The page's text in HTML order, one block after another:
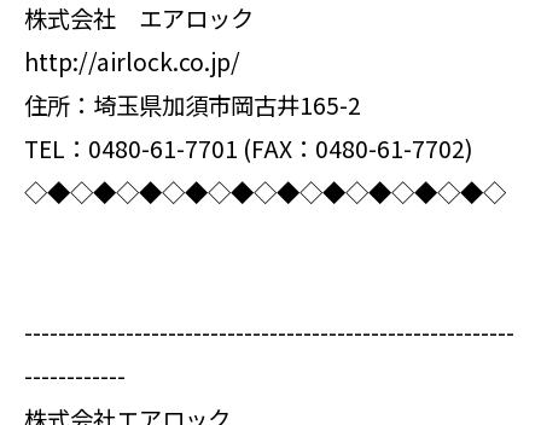
株式会社 エアロック
http://airlock.co.jp/
住所：埼玉県加須市岡古井165-2
TEL：0480-61-7701 (FAX：0480-61-7702)
◇◆◇◆◇◆◇◆◇◆◇◆◇◆◇◆◇◆◇◆◇
----------------------------------------------------------
------------